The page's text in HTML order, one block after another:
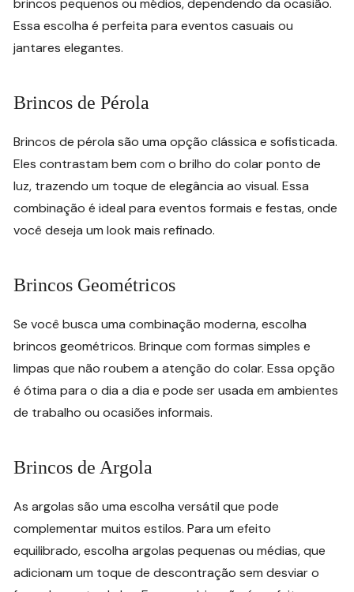
Essa escolha é perfeita para eventos casuais ou
jantares elegantes.
Brincos de Pérola
Brincos de pérola são uma opção clássica e sofisticada.
Eles contrastam bem com o brilho do colar ponto de
luz, trazendo um toque de elegância ao visual. Essa
combinação é ideal para eventos formais e festas, onde
você deseja um look mais refinado.
Brincos Geométricos
Se você busca uma combinação moderna, escolha
brincos geométricos. Brinque com formas simples e
limpas que não roubem a atenção do colar. Essa opção
é ótima para o dia a dia e pode ser usada em ambientes
de trabalho ou ocasiões informais.
Brincos de Argola
As argolas são uma escolha versátil que pode
complementar muitos estilos. Para um efeito
equilibrado, escolha argolas pequenas ou médias, que
adicionam um toque de descontração sem desviar o